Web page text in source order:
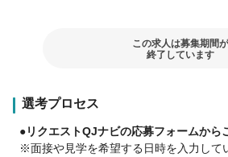
☑︎資格取得支援制度も充実
取得支援制度があります。
※条件あり
この求人は募集期間が
終了しています
選考プロセス
●リクエストQJナビの応募フォームから
※面接や見学を希望する日時を入力して